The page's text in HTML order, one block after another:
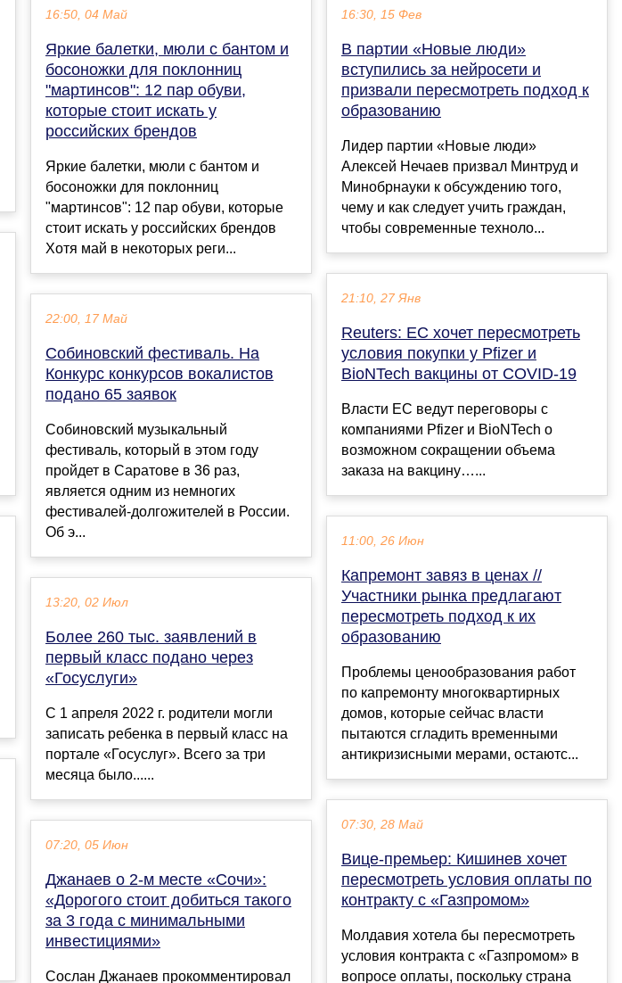
16:50, 04 Май
Яркие балетки, мюли с бантом и
босоножки для поклонниц
"мартинсов": 12 пар обуви,
которые стоит искать у
российских брендов
Яркие балетки, мюли с бантом и
босоножки для поклонниц
"мартинсов": 12 пар обуви, которые
стоит искать у российских брендов
Хотя май в некоторых реги...
22:00, 17 Май
Собиновский фестиваль. На
Конкурс конкурсов вокалистов
подано 65 заявок
Собиновский музыкальный
фестиваль, который в этом году
пройдет в Саратове в 36 раз,
является одним из немногих
фестивалей-долгожителей в России.
Об э...
13:20, 02 Июл
Более 260 тыс. заявлений в
первый класс подано через
«Госуслуги»
С 1 апреля 2022 г. родители могли
записать ребенка в первый класс на
портале «Госуслуг». Всего за три
месяца было......
07:20, 05 Июн
Джанаев о 2-м месте «Сочи»:
«Дорогого стоит добиться такого
за 3 года с минимальными
инвестициями»
Сослан Джанаев прокомментировал
16:30, 15 Фев
В партии «Новые люди»
вступились за нейросети и
призвали пересмотреть подход к
образованию
Лидер партии «Новые люди»
Алексей Нечаев призвал Минтруд и
Минобрнауки к обсуждению того,
чему и как следует учить граждан,
чтобы современные техноло...
21:10, 27 Янв
Reuters: ЕС хочет пересмотреть
условия покупки у Pfizer и
BioNTech вакцины от COVID-19
Власти ЕС ведут переговоры с
компаниями Pfizer и BioNTech о
возможном сокращении объема
заказа на вакцину…...
11:00, 26 Июн
Капремонт завяз в ценах //
Участники рынка предлагают
пересмотреть подход к их
образованию
Проблемы ценообразования работ
по капремонту многоквартирных
домов, которые сейчас власти
пытаются сгладить временными
антикризисными мерами, остаютс...
07:30, 28 Май
Вице-премьер: Кишинев хочет
пересмотреть условия оплаты по
контракту с «Газпромом»
Молдавия хотела бы пересмотреть
условия контракта с «Газпромом» в
вопросе оплаты, поскольку страна